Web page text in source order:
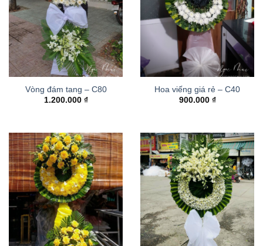
Vòng đám tang – C80
1.200.000 ₫
Hoa viếng giá rẻ – C40
900.000 ₫